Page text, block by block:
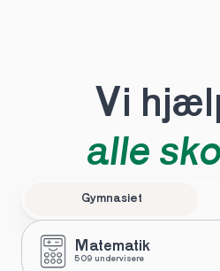
Vi
alle
Gymnasiet
Matematik
509 undervisere